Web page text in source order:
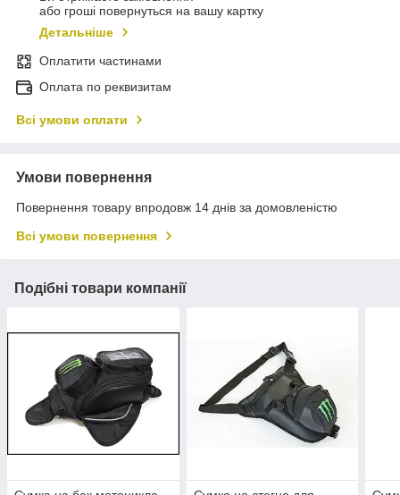
або гроші повернуться на вашу картку
Детальніше
Оплатити частинами
Оплата по реквизитам
Всі умови оплати
Умови повернення
Повернення товару впродовж 14 днів за домовленістю
Всі умови повернення
Подібні товари компанії